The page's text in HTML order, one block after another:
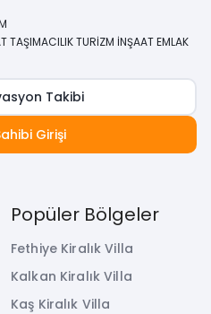
Popüler Bölgeler
Fethiye Kiralık Villa
Kalkan Kiralık Villa
Kaş Kiralık Villa
TAŞIMACILIK TURİZM İNŞAAT EMLAK
Takibi
Girişi